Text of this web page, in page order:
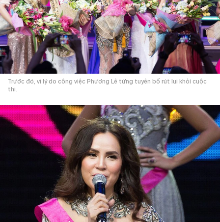
Trước đó, vì lý do công việc Phương Lê từng tuyên bố rút lui khỏi cuộc
thi.